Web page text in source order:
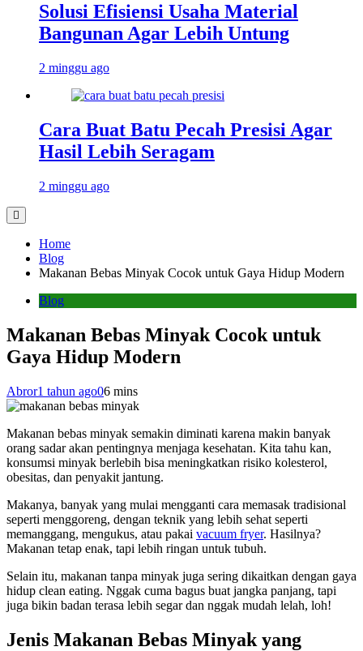
Solusi Efisiensi Usaha Material
Bangunan Agar Lebih Untung
2 minggu ago
Cara Buat Batu Pecah Presisi Agar
Hasil Lebih Seragam
2 minggu ago
Home
Blog
Makanan Bebas Minyak Cocok untuk Gaya Hidup Modern
Blog
Makanan Bebas Minyak Cocok untuk
Gaya Hidup Modern
Abror1 tahun ago06 mins
Makanan bebas minyak semakin diminati karena makin banyak
orang sadar akan pentingnya menjaga kesehatan. Kita tahu kan,
konsumsi minyak berlebih bisa meningkatkan risiko kolesterol,
obesitas, dan penyakit jantung.
Makanya, banyak yang mulai mengganti cara memasak tradisional
seperti menggoreng, dengan teknik yang lebih sehat seperti
memanggang, mengukus, atau pakai vacuum fryer. Hasilnya?
Makanan tetap enak, tapi lebih ringan untuk tubuh.
Selain itu, makanan tanpa minyak juga sering dikaitkan dengan gaya
hidup clean eating. Nggak cuma bagus buat jangka panjang, tapi
juga bikin badan terasa lebih segar dan nggak mudah lelah, loh!
Jenis Makanan Bebas Minyak yang